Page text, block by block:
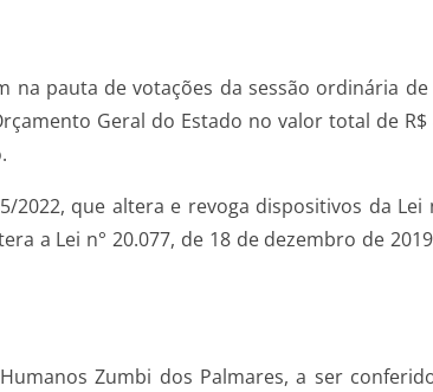
pauta de votações da sessão ordinária
Geral do Estado no valor total de
que altera e revoga dispositivos da Lei
a Lei n° 20.077, de 18 de dezembro de
Zumbi dos Palmares, a ser